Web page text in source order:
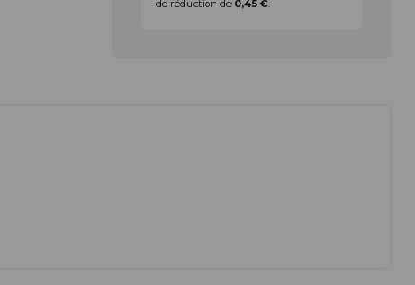
de réduction de 0,45 €.